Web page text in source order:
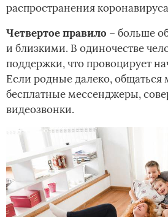
распространения
Четвертоеправило – больше
и близкими. В одиночестве
поддержки, что провоцирует
Если родные далеко, общаться
бесплатные мессенджеры,
видеозвонки.